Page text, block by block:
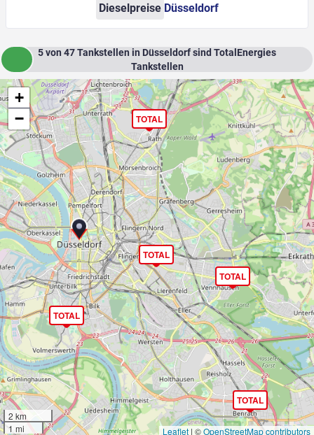
Dieselpreise Düsseldorf
5von 47Tankstellen in Düsseldorf sind TotalEnergies
Tankstellen
TOTAL
TOTAL
TOTAL
TOTAL
TOTAL
+
−
2 km
1 mi
Leaflet | ©OpenStreetMap contributors